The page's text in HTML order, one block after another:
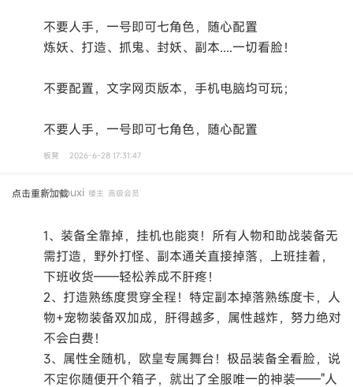
不要人手，一号即可七角色，随心配置
炼妖、打造、抓鬼、封妖、副本....一切看脸！
不要配置，文字网页版本，手机电脑均可玩；
不要人手，一号即可七角色，随心配置
板凳 2026-6-28 17:31:47
点击重新加载
Mcyouxi 楼主 高级会员
1、装备全靠掉，挂机也能爽！所有人物和助战装备无
需打造，野外打怪、副本通关直接掉落，上班挂着，
下班收货——轻松养成不肝疼！
2、打造熟练度贯穿全程！特定副本掉落熟练度卡，人
物+宠物装备双加成，肝得越多，属性越炸，努力绝对
不会白费！
3、属性全随机，欧皇专属舞台！极品装备全看脸，说
不定你随便开个箱子，就出了全服唯一的神装——"人